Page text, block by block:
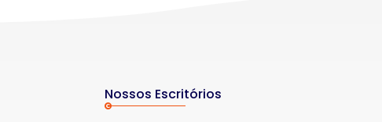
Nossos Escritórios